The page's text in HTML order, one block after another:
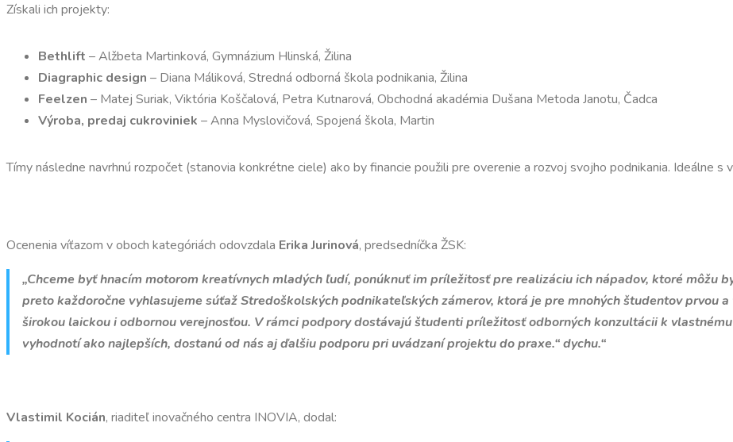
Získali ich projekty:
Bethlift – Alžbeta Martinková, Gymnázium Hlinská, Žilina
Diagraphic design – Diana Máliková, Stredná odborná škola podnikania, Žilina
Feelzen – Matej Suriak, Viktória Koščalová, Petra Kutnarová, Obchodná akadémia Dušana Metoda Janotu, Čadca
Výroba, predaj cukroviniek – Anna Myslovičová, Spojená škola, Martin
Tímy následne navrhnú rozpočet (stanovia konkrétne ciele) ako by financie použili pre overenie a rozvoj svojho podnikania. Ideálne s
Ocenenia víťazom v oboch kategóriách odovzdala Erika Jurinová, predsedníčka ŽSK:
„Chceme byť hnacím motorom kreatívnych mladých ľudí, ponúknuť im príležitosť pre realizáciu ich nápadov, ktoré môžu
preto každoročne vyhlasujeme súťaž Stredoškolských podnikateľských zámerov, ktorá je pre mnohých študentov prvou
širokou laickou i odbornou verejnosťou. V rámci podpory dostávajú študenti príležitosť odborných konzultácii k
vyhodnotí ako najlepších, dostanú od nás aj ďalšiu podporu pri uvádzaní projektu do praxe.“ dychu.“
Vlastimil Kocián, riaditeľ inovačného centra INOVIA, dodal: